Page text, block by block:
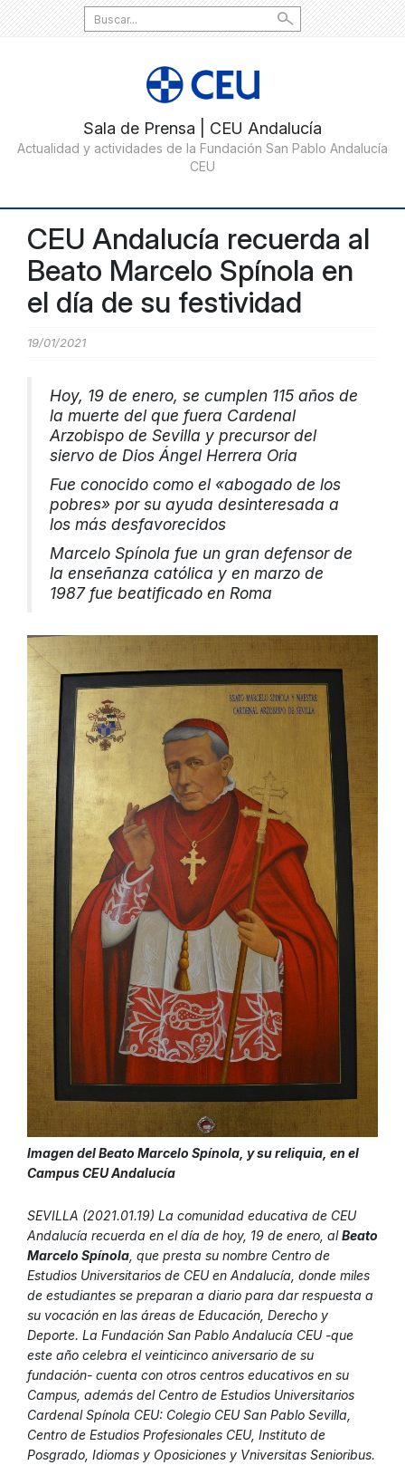
Search
for:
CEU Andalucía recuerda al
Beato Marcelo Spínola en
el día de su festividad
19/01/2021
Hoy, 19 de enero, se cumplen 115 años de
la muerte del que fuera Cardenal
Arzobispo de Sevilla y precursor del
siervo de Dios Ángel Herrera Oria
Fue conocido como el «abogado de los
pobres» por su ayuda desinteresada a
los más desfavorecidos
Marcelo Spínola fue un gran defensor de
la enseñanza católica y en marzo de
1987 fue beatificado en Roma
Imagen del Beato Marcelo Spínola, y su reliquia, en el
Campus CEU Andalucía
SEVILLA (2021.01.19) La comunidad educativa de CEU
Andalucía recuerda en el día de hoy, 19 de enero, alBeato
Marcelo Spínola , que presta su nombre Centro de
Estudios Universitarios de CEU en Andalucía, donde miles
de estudiantes se preparan a diario para dar respuesta a
su vocación en las áreas de Educación, Derecho y
Deporte. La Fundación San Pablo Andalucía CEU -que
este año celebra el veinticinco aniversario de su
fundación- cuenta con otros centros educativos en su
Campus, además del Centro de Estudios Universitarios
Cardenal Spínola CEU: Colegio CEU San Pablo Sevilla,
Centro de Estudios Profesionales CEU, Instituto de
Posgrado, Idiomas y Oposiciones y Vniversitas Senioribus.